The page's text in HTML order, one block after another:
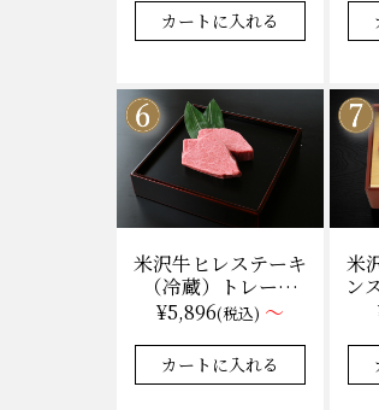
カートに入れる
米沢牛ヒレステーキ
（冷蔵）トレー盛
り 130g×1枚から
量り売り
¥5,896(税込) ～
★★★★★
★★★★★ 4.9 35件
米
ン